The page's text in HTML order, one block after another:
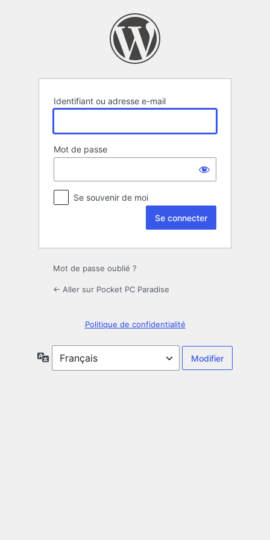
Identifiant ou adresse e-mail
Mot de passe
Se souvenir de moi
Mot de passe oublié ?
← Aller sur Pocket PC Paradise
Politique de confidentialité
Langue